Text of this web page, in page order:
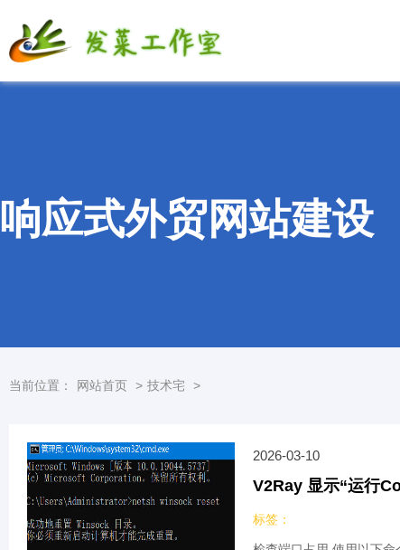
响应式外贸网站建设
当前位置： 网站首页 > 技术宅 >
2026-03-10
V2Ray 显示“运行
标签：